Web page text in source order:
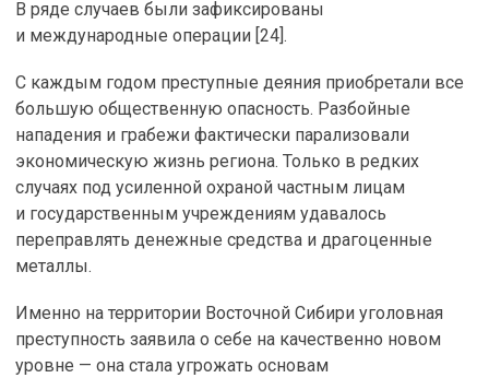
В ряде случаев были зафиксированы
и международные операции [24].
С каждым годом преступные деяния приобретали все
большую общественную опасность. Разбойные
нападения и грабежи фактически парализовали
экономическую жизнь региона. Только в редких
случаях под усиленной охраной частным лицам
и государственным учреждениям удавалось
переправлять денежные средства и драгоценные
металлы.
Именно на территории Восточной Сибири уголовная
преступность заявила о себе на качественно новом
уровне — она стала угрожать основам